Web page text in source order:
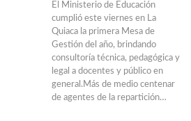
El Ministerio de Educación
cumplió este viernes en La
Quiaca la primera Mesa de
Gestión del año, brindando
consultoría técnica, pedagógica y
legal a docentes y público en
general.Más de medio centenar
de agentes de la repartición…